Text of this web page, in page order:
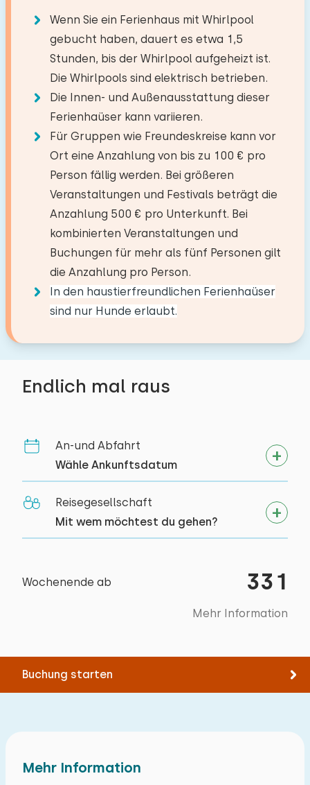
Endlich mal raus
Anzahl der Erwachsene −
Anzahl der Kinder − +
Anzahl der Babys − +
Anzahl der Haustiere −
An-und Abfahrt
Wähle Ankunftsdatum
Reisegesellschaft
Mit wem möchtest du gehen?
Wochenende ab 331
Mehr Information
Buchung starten
Wenn Sie ein Ferienhaus mit Whirlpool
gebucht haben, dauert es etwa 1,5
Stunden, bis der Whirlpool aufgeheizt ist.
Die Whirlpools sind elektrisch betrieben.
Die Innen- und Außenausstattung dieser
Ferienhaüser kann variieren.
Für Gruppen wie Freundeskreise kann vor
Ort eine Anzahlung von bis zu 100 € pro
Person fällig werden. Bei größeren
Veranstaltungen und Festivals beträgt die
Anzahlung 500 € pro Unterkunft. Bei
kombinierten Veranstaltungen und
Buchungen für mehr als fünf Personen gilt
die Anzahlung pro Person.
In den haustierfreundlichen Ferienhaüser
sind nur Hunde erlaubt.
Küche
Backofen
Kombi Backofen/Mikrowelle
Mikrowelle
Geschirrspüler
Kühlschrank
Kühlschrank mit Gefrierfach
Gefrierschrank
Nespresso
Wasserkocher
Toaster
Garten
Gartenmöbel
Bett: Etagenbett
Bett: Einzel
Schlafzimmer
Boden:
Erdgeschoss
Schlafplätze: 2
Bett: Einzel
Boden:
Erdgeschoss
Einrichtungen:
Waschen-Handbassin
Toilet
Ebenerdige Dusche
Strand (am Meer)
35,2 km
Supermarkt
4,0 km
Restaurant
0,1 km
Dorf/Stadtzentrum
5,0 km
Wald
Freizeitsee
31,0 km
Angelgewässer
31,0 km
Golfplatz
Nationalpark
11,2 km
Vergnügungspark
33,3 km
Zugbahnhof
Bushaltestelle
2,5 km
Spazieren
Schwimmen
Mehr Information